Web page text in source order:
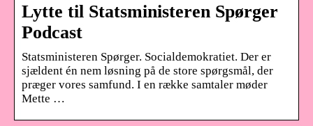
Lytte til Statsministeren Spørger
Podcast
Statsministeren Spørger. Socialdemokratiet. Der er
sjældent én nem løsning på de store spørgsmål, der
præger vores samfund. I en række samtaler møder
Mette …